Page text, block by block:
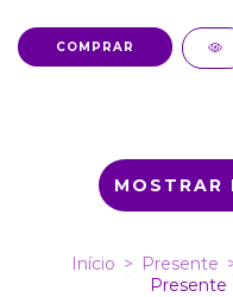
COMPRAR
MOSTRAR
Início > Presente
Presente